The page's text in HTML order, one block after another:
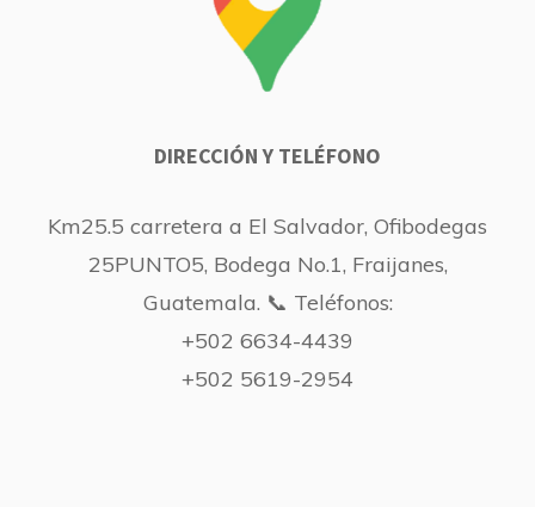
DIRECCIÓN Y TELÉFONO
Km25.5 carretera a El Salvador, Ofibodegas
25PUNTO5, Bodega No.1, Fraijanes,
Guatemala. 📞 Teléfonos:
+502 6634-4439
+502 5619-2954